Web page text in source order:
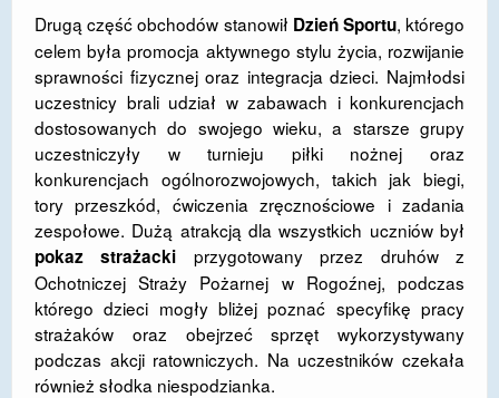
Drugą część obchodów stanowił Dzień Sportu, którego
celem była promocja aktywnego stylu życia, rozwijanie
sprawności fizycznej oraz integracja dzieci. Najmłodsi
uczestnicy brali udział w zabawach i konkurencjach
dostosowanych do swojego wieku, a starsze grupy
uczestniczyły w turnieju piłki nożnej oraz
konkurencjach ogólnorozwojowych, takich jak biegi,
tory przeszkód, ćwiczenia zręcznościowe i zadania
zespołowe. Dużą atrakcją dla wszystkich uczniów był
pokaz strażacki przygotowany przez druhów z
Ochotniczej Straży Pożarnej w Rogoźnej, podczas
którego dzieci mogły bliżej poznać specyfikę pracy
strażaków oraz obejrzeć sprzęt wykorzystywany
podczas akcji ratowniczych. Na uczestników czekała
również słodka niespodzianka.